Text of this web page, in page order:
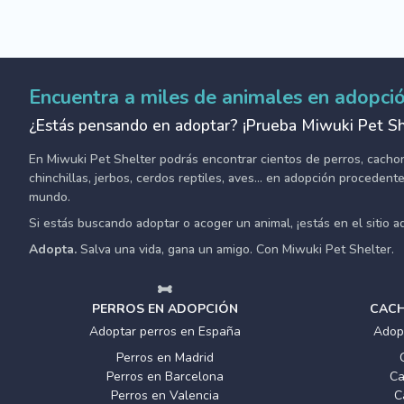
Encuentra a miles de animales en
¿Estás pensando en adoptar? ¡Prueba Miwuki Pet
En Miwuki Pet Shelter podrás encontrar cientos de perros,
chinchillas, jerbos, cerdos reptiles, aves... en adopción
mundo.
Si estás buscando adoptar o acoger un animal, ¡estás en el sitio
Adopta. Salva una vida, gana un amigo. Con Miwuki Pet Shelter.
PERROS EN ADOPCIÓN
Adoptar perros en España
Perros en Madrid
Perros en Barcelona
Perros en Valencia